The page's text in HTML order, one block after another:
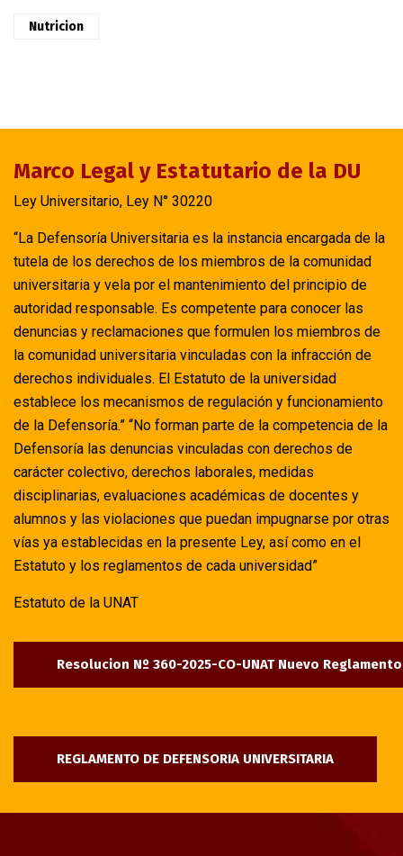
Nutricion
Marco Legal y Estatutario de la DU
Ley Universitario, Ley N° 30220
“La Defensoría Universitaria es la instancia encargada de la
tutela de los derechos de los miembros de la comunidad
universitaria y vela por el mantenimiento del principio de
autoridad responsable. Es competente para conocer las
denuncias y reclamaciones que formulen los miembros de
la comunidad universitaria vinculadas con la infracción de
derechos individuales. El Estatuto de la universidad
establece los mecanismos de regulación y funcionamiento
de la Defensoría.” “No forman parte de la competencia de la
Defensoría las denuncias vinculadas con derechos de
carácter colectivo, derechos laborales, medidas
disciplinarias, evaluaciones académicas de docentes y
alumnos y las violaciones que puedan impugnarse por otras
vías ya establecidas en la presente Ley, así como en el
Estatuto y los reglamentos de cada universidad”
Estatuto de la UNAT
Resolucion Nº 360-2025-CO-UNAT Nuevo
REGLAMENTO DE DEFENSORIA UNIVERSITARIA